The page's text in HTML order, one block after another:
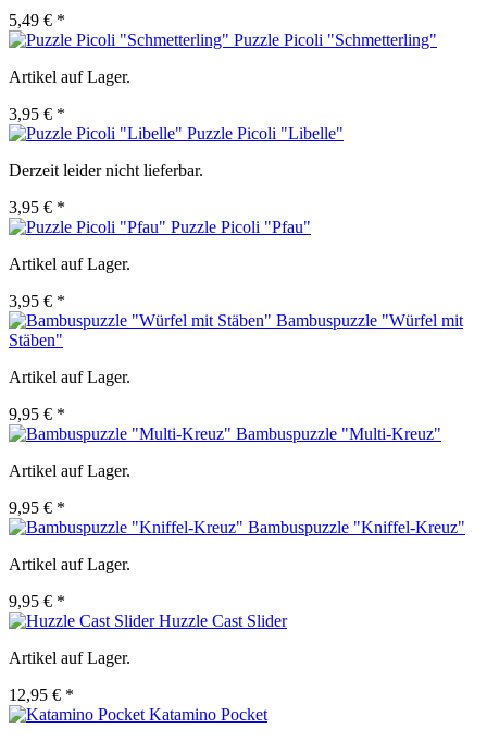
5,49 € *
Puzzle Picoli "Schmetterling"
Artikel auf Lager.
3,95 € *
Puzzle Picoli "Libelle"
Derzeit leider nicht lieferbar.
3,95 € *
Puzzle Picoli "Pfau"
Artikel auf Lager.
3,95 € *
Bambuspuzzle "Würfel mit
Stäben"
Artikel auf Lager.
9,95 € *
Bambuspuzzle "Multi-Kreuz"
Artikel auf Lager.
9,95 € *
Bambuspuzzle "Kniffel-Kreuz"
Artikel auf Lager.
9,95 € *
Huzzle Cast Slider
Artikel auf Lager.
12,95 € *
Katamino Pocket